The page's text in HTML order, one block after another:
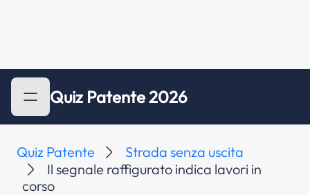
Quiz Patente 2026
Quiz Patente
Strada senza uscita
Il segnale raffigurato indica lavori in
corso